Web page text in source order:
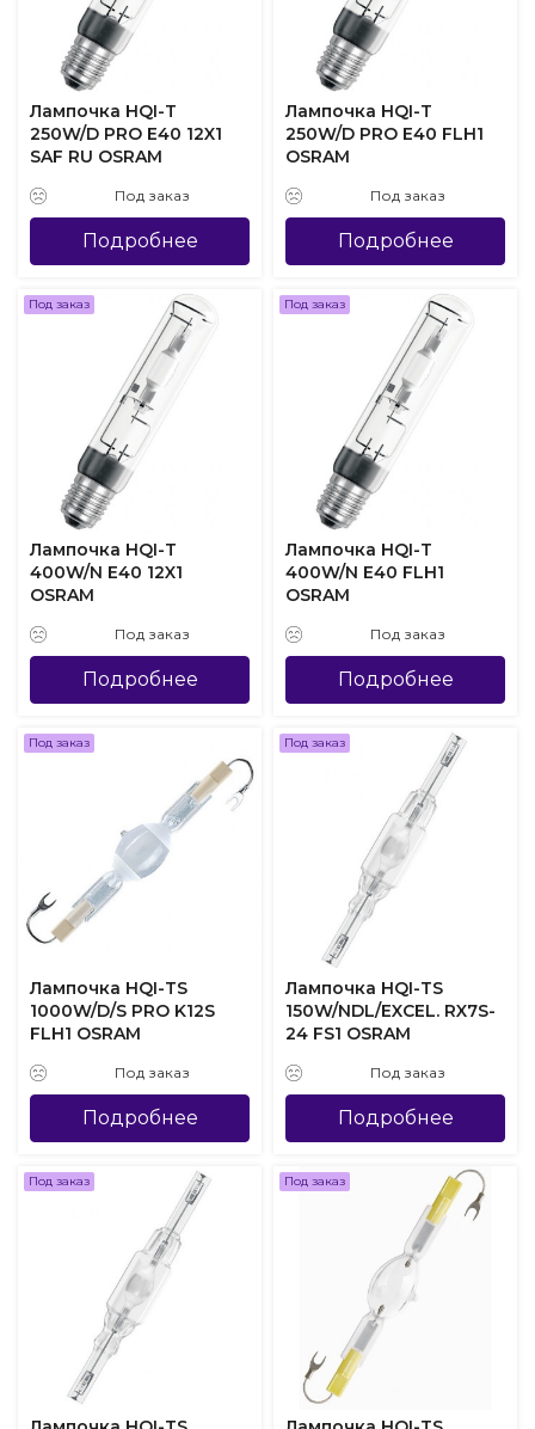
Лампочка HQI-T
250W/D PRO E40 12X1
SAF RU OSRAM
Под заказ
Подробнее
Лампочка HQI-T
250W/D PRO E40 FLH1
OSRAM
Под заказ
Подробнее
Под заказ
Лампочка HQI-T
400W/N E40 12X1
OSRAM
Под заказ
Подробнее
Под заказ
Лампочка HQI-T
400W/N E40 FLH1
OSRAM
Под заказ
Подробнее
Под заказ
Лампочка HQI-TS
1000W/D/S PRO K12S
FLH1 OSRAM
Под заказ
Подробнее
Под заказ
Лампочка HQI-TS
150W/NDL/EXCEL. RX7S-
24 FS1 OSRAM
Под заказ
Подробнее
Под заказ Под заказ